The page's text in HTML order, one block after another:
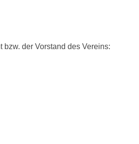
der Vorstand des Vereins: